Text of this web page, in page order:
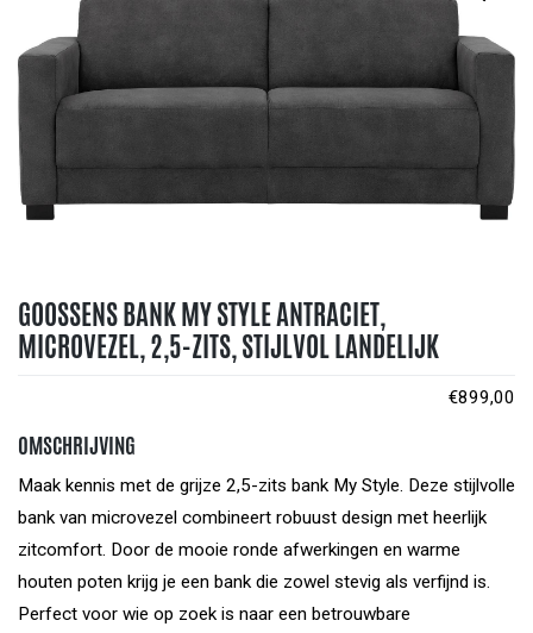
GOOSSENS BANK MY STYLE ANTRACIET,
MICROVEZEL, 2,5-ZITS, STIJLVOL LANDELIJK
€899,00
OMSCHRIJVING
Maak kennis met de grijze 2,5-zits bank My Style. Deze stijlvolle
bank van microvezel combineert robuust design met heerlijk
zitcomfort. Door de mooie ronde afwerkingen en warme
houten poten krijg je een bank die zowel stevig als verfijnd is.
Perfect voor wie op zoek is naar een betrouwbare